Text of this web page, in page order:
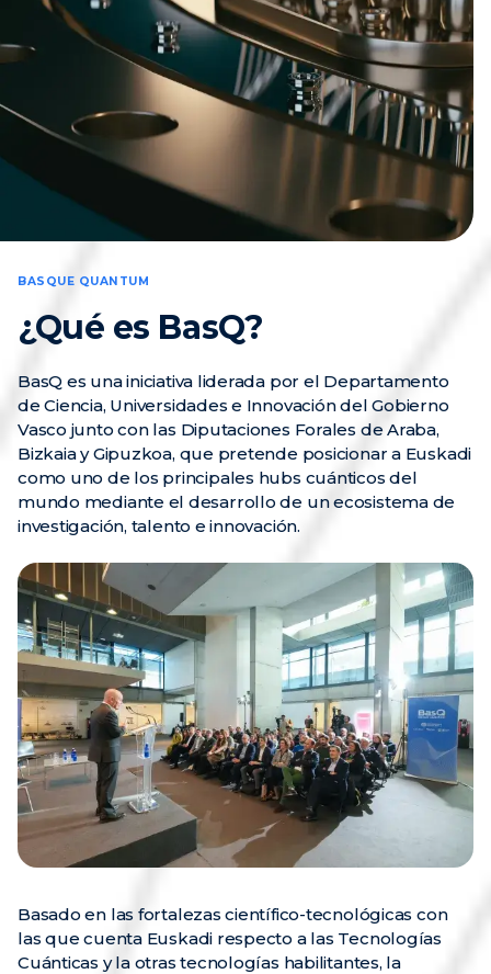
BASQUE QUANTUM
¿Qué es BasQ?
BasQ es una iniciativa liderada por el Departamento
de Ciencia, Universidades e Innovación del Gobierno
Vasco junto con las Diputaciones Forales de Araba,
Bizkaia y Gipuzkoa, que pretende posicionar a Euskadi
como uno de los principales hubs cuánticos del
mundo mediante el desarrollo de un ecosistema de
investigación, talento e innovación.
Basado en las fortalezas científico-tecnológicas con
las que cuenta Euskadi respecto a las Tecnologías
Cuánticas y la otras tecnologías habilitantes, la